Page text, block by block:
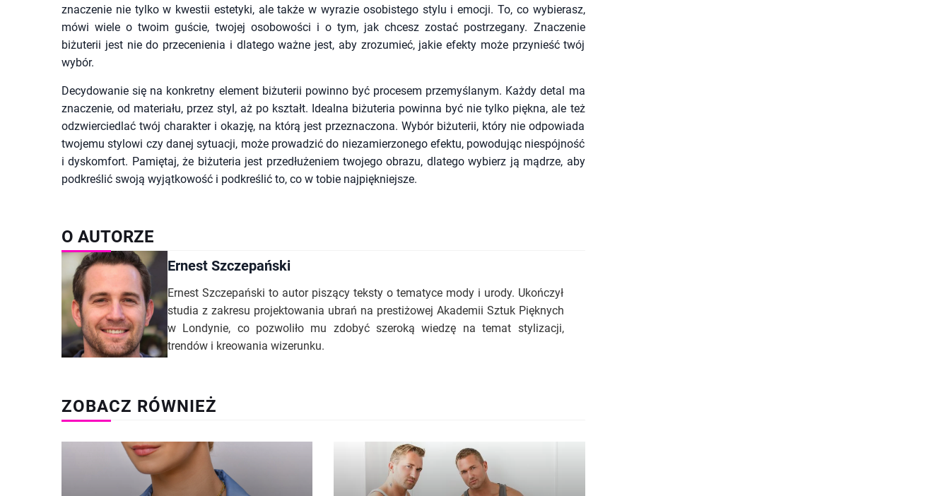
znaczenie nie tylko w kwestii estetyki, ale także w wyrazie osobistego stylu i emocji. To, co wybierasz,
mówi wiele o twoim guście, twojej osobowości i o tym, jak chcesz zostać postrzegany. Znaczenie
biżuterii jest nie do przecenienia i dlatego ważne jest, aby zrozumieć, jakie efekty może przynieść twój
wybór.
Decydowanie się na konkretny element biżuterii powinno być procesem przemyślanym. Każdy detal ma
znaczenie, od materiału, przez styl, aż po kształt. Idealna biżuteria powinna być nie tylko piękna, ale też
odzwierciedlać twój charakter i okazję, na którą jest przeznaczona. Wybór biżuterii, który nie odpowiada
twojemu stylowi czy danej sytuacji, może prowadzić do niezamierzonego efektu, powodując niespójność
i dyskomfort. Pamiętaj, że biżuteria jest przedłużeniem twojego obrazu, dlatego wybierz ją mądrze, aby
podkreślić swoją wyjątkowość i podkreślić to, co w tobie najpiękniejsze.
O AUTORZE
Ernest Szczepański
Ernest Szczepański to autor piszący teksty o tematyce mody i urody. Ukończył
studia z zakresu projektowania ubrań na prestiżowej Akademii Sztuk Pięknych
w Londynie, co pozwoliło mu zdobyć szeroką wiedzę na temat stylizacji,
trendów i kreowania wizerunku.
ZOBACZ RÓWNIEŻ